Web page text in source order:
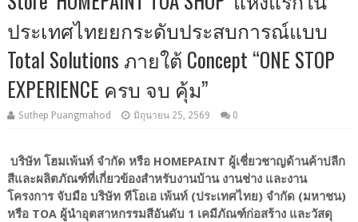
ประเทศไทยยกระดับประสบการณ์แบบ
Total Solutions ภายใต้ Concept “ONE STOP
EXPERIENCE ครบ จบ คุ้ม”
Suthep Puangmahod มิถุนายน 25, 2569 0
บริษัท โฮมเพ้นท์ จำกัด หรือ HOMEPAINT ผู้เชี่ยวชาญด้านค้าปลีก
สีและผลิตภัณฑ์ที่เกี่ยวข้องสำหรับงานบ้าน งานช่าง และงาน
โครงการ จับมือ บริษัท ทีโอเอ เพ้นท์ (ประเทศไทย) จำกัด (มหาชน)
หรือ TOA ผู้นำอุตสาหกรรมสีอันดับ 1 เคมีภัณฑ์ก่อสร้าง และวัสดุ